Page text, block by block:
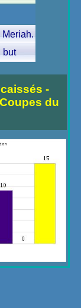
Meriah.
but
-
du